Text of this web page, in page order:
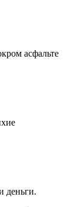
асфальте
деньги.